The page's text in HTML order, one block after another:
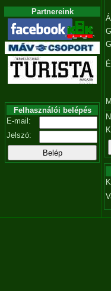
Partnereink
Felhasználói belépés
E-mail:
Jelszó: